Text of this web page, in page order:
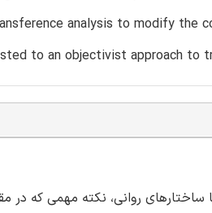
analysis to modify the
to an objectivist approach to
روانی، نکته مهمی که در